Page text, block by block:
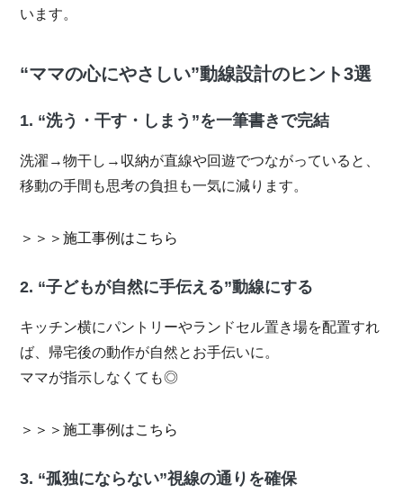
います。
“ママの心にやさしい”動線設計のヒント3選
1. “洗う・干す・しまう”を一筆書きで完結
洗濯→物干し→収納が直線や回遊でつながっていると、
移動の手間も思考の負担も一気に減ります。
＞＞＞施工事例はこちら
2. “子どもが自然に手伝える”動線にする
キッチン横にパントリーやランドセル置き場を配置すれ
ば、帰宅後の動作が自然とお手伝いに。
ママが指示しなくても◎
＞＞＞施工事例はこちら
3. “孤独にならない”視線の通りを確保